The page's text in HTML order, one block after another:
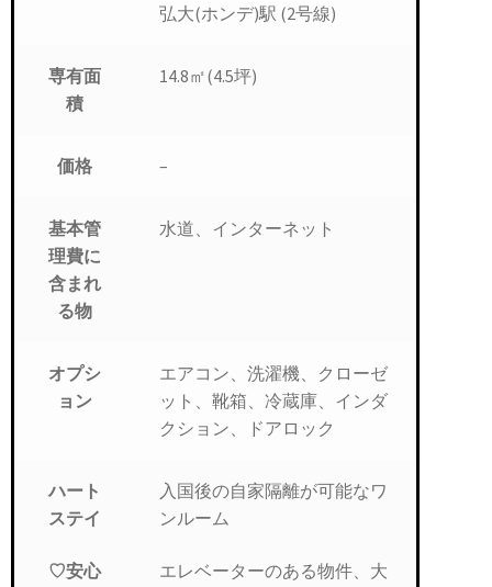
弘大(ホンデ)駅 (2号線)
専有面
積
14.8㎡(4.5坪)
価格 –
基本管
理費に
含まれ
る物
水道、インターネット
オプシ
ョン
エアコン、洗濯機、クローゼ
ット、靴箱、冷蔵庫、インダ
クション、ドアロック
ハート
ステイ
♡安心
入国後の自家隔離が可能なワ
ンルーム
エレベーターのある物件、大